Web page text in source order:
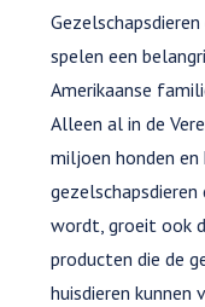
spelen een
Amerikaanse
Alleen al in de
miljoen honden
wordt, groeit ook
producten die de
huisdieren kunnen